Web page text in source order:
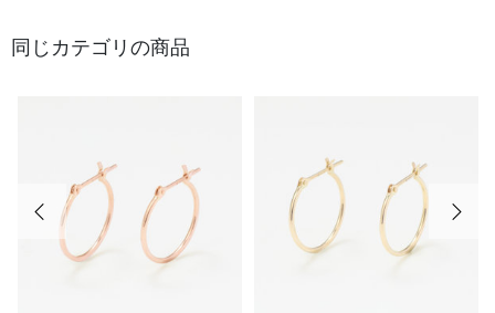
同じカテゴリの商品
前の画像